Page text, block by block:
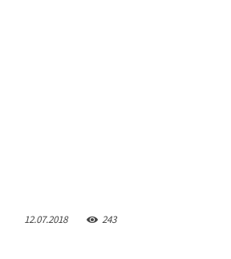
12.07.2018 243